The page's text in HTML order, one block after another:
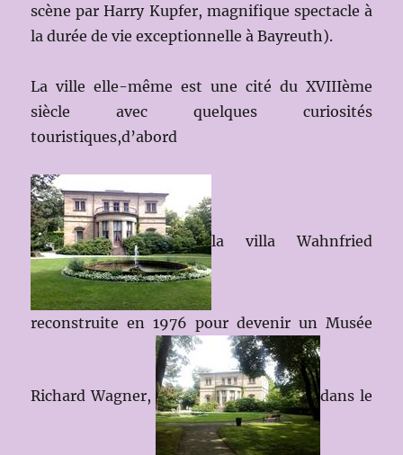
scène par Harry Kupfer, magnifique spectacle à
la durée de vie exceptionnelle à Bayreuth).
La ville elle-même est une cité du XVIIIème
siècle avec quelques curiosités
touristiques,d’abord
la villa Wahnfried
reconstruite en 1976 pour devenir un Musée
Richard Wagner, dans le